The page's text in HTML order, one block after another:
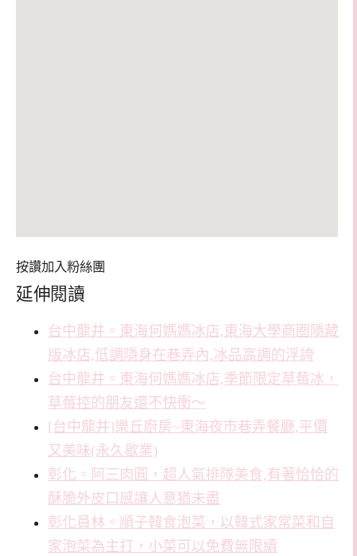
按讚加入粉絲團
延伸閱讀
台中龍井。東海何媽媽冰店,東海大學商圈隱藏
版冰店,低調隱身在巷弄內,冰品高調的浮誇
台中龍井。東海何媽媽冰店,季節限定草莓冰，
草莓控的朋友還不快衝～
[台中龍井]樂丘廚房~東海夜市巷弄餐廳,平價
又美味(永久歇業)
彰化。阿三肉圓，超人氣排隊美食,有著恰恰的
酥脆外皮口感讓人意猶未盡
彰化員林。順子韓食泡菜，以韓式家常菜和自
家泡菜為主打，小菜可以免費無限續